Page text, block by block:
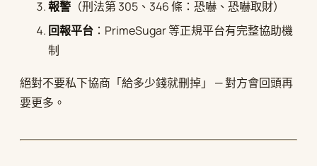
報警 （刑法第 305、346 條：恐嚇、恐嚇取財）
回報平台 ：PrimeSugar 等正規平台有完整協助機
制
絕對不要私下協商「給多少錢就刪掉」 — 對方會回頭再
要更多。